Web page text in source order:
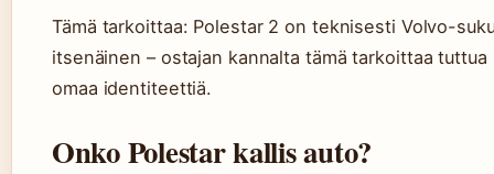
Tämä tarkoittaa: Polestar 2 on teknisesti Volvo-
itsenäinen – ostajan kannalta tämä tarkoittaa tuttua
omaa identiteettiä.
Onko Polestar kallis auto?